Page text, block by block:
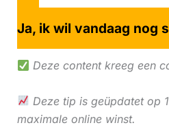
Ja, ik wil vandaag nog
Deze content kreeg een
Deze tip is geüpdatet op
maximale online winst.